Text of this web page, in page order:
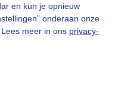
en kun je opnieuw
onderaan onze
meer in ons privacy-